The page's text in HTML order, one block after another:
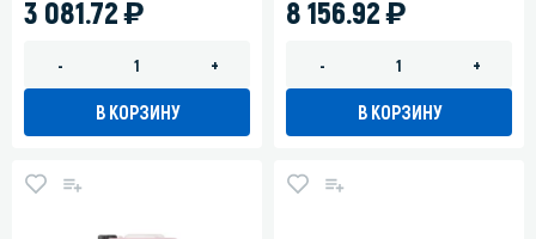
3 081.72)
- +
В КОРЗИНУ
8 156.92)
- +
В КОРЗИНУ